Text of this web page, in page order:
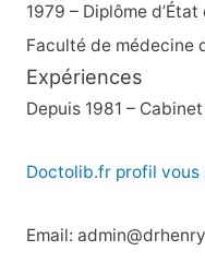
1979 – Diplôme
Faculté de médecine
Expériences
Depuis 1981 –
Doctolib.fr profil
Email: